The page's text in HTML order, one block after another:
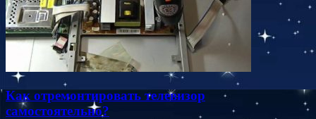
Как отремонтировать телевизор
самостоятельно?